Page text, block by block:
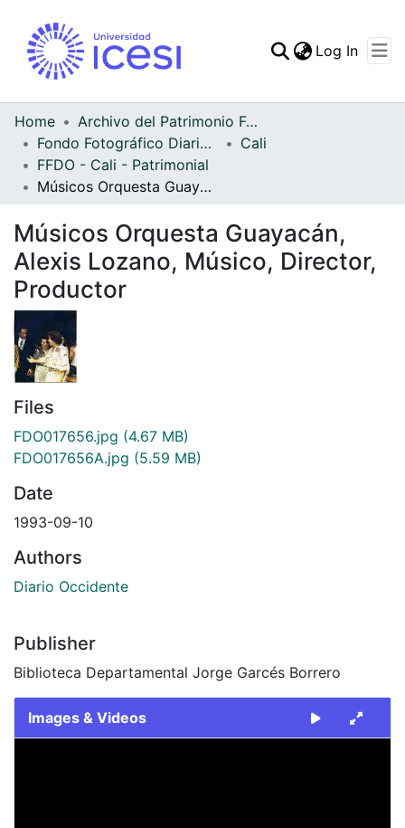
Statistics
Log In
Home
Archivo del Patrimonio Fotográfico y Fílmico del Valle del Cauca
Fondo Fotográfico Diario Occidente
Cali
FFDO - Cali - Patrimonial
Músicos Orquesta Guayacán, Alexis Lozano, Músico, Director, Productor
Músicos Orquesta Guayacán,
Alexis Lozano, Músico, Director,
Productor
Files
FDO017656.jpg (4.67 MB)
FDO017656A.jpg (5.59 MB)
Date
1993-09-10
Authors
Diario Occidente
Publisher
Biblioteca Departamental Jorge Garcés Borrero
Images & Videos